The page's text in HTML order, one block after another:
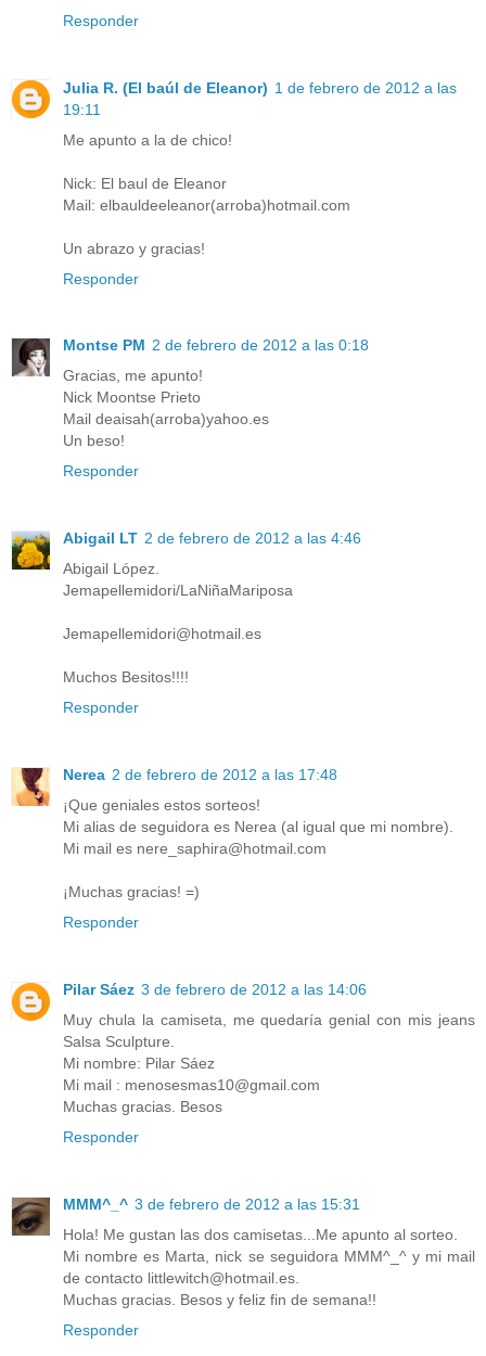
Responder
Julia R. (El baúl de Eleanor) 1 de febrero de 2012 a las
19:11
Me apunto a la de chico!
Nick: El baul de Eleanor
Mail: elbauldeeleanor(arroba)hotmail.com
Un abrazo y gracias!
Responder
Montse PM 2 de febrero de 2012 a las 0:18
Gracias, me apunto!
Nick Moontse Prieto
Mail deaisah(arroba)yahoo.es
Un beso!
Responder
Abigail LT 2 de febrero de 2012 a las 4:46
Abigail López.
Jemapellemidori/LaNiñaMariposa
Jemapellemidori@hotmail.es
Muchos Besitos!!!!
Responder
Nerea 2 de febrero de 2012 a las 17:48
¡Que geniales estos sorteos!
Mi alias de seguidora es Nerea (al igual que mi nombre).
Mi mail es nere_saphira@hotmail.com
¡Muchas gracias! =)
Responder
Pilar Sáez 3 de febrero de 2012 a las 14:06
Muy chula la camiseta, me quedaría genial con mis jeans
Salsa Sculpture.
Mi nombre: Pilar Sáez
Mi mail : menosesmas10@gmail.com
Muchas gracias. Besos
Responder
MMM^_^ 3 de febrero de 2012 a las 15:31
Hola! Me gustan las dos camisetas...Me apunto al sorteo.
Mi nombre es Marta, nick se seguidora MMM^_^ y mi mail
de contacto littlewitch@hotmail.es.
Muchas gracias. Besos y feliz fin de semana!!
Responder